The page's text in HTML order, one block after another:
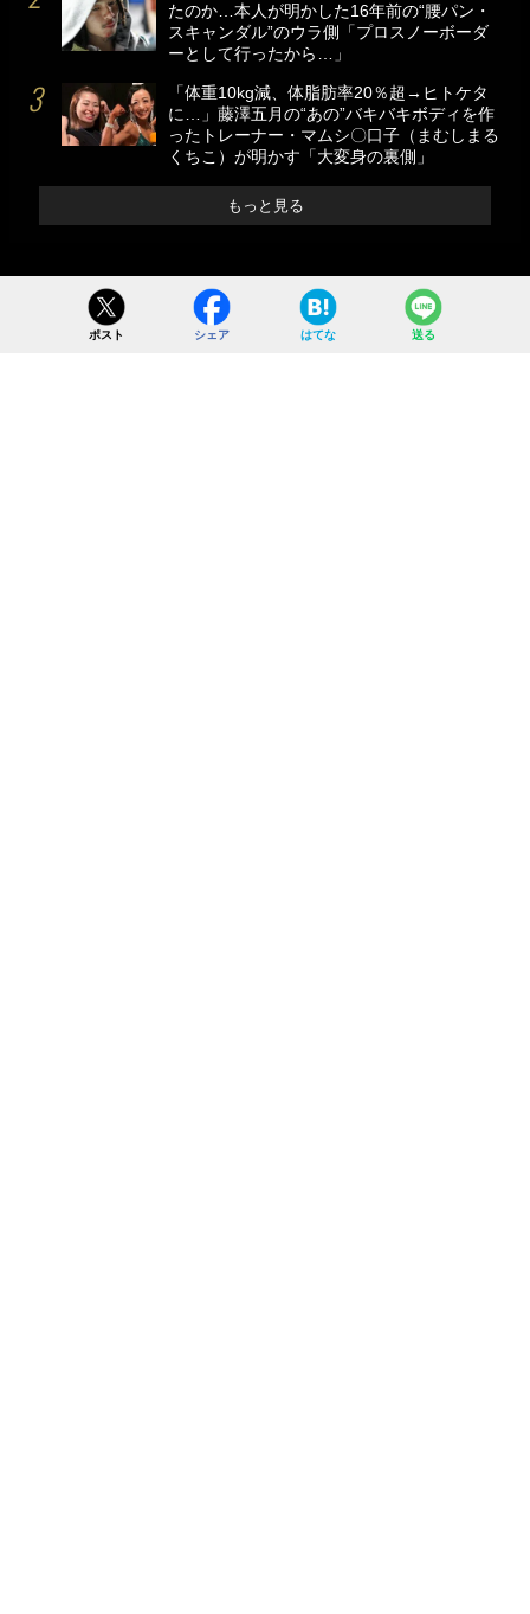
たのか…本人が明かした16年前の“腰パン・
スキャンダル”のウラ側「プロスノーボーダ
ーとして行ったから…」
「体重10kg減、体脂肪率20％超→ヒトケタ
に…」藤澤五月の“あの”バキバキボディを作
ったトレーナー・マムシ〇口子（まむしまる
くちこ）が明かす「大変身の裏側」
もっと見る
ポスト シェア はてな 送る